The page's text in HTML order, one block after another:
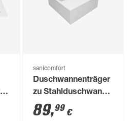
sanicomfort
Duschwannenträger
zu Stahlduschwanne
weiß 90 x 90 x 15 cm
89,99 €